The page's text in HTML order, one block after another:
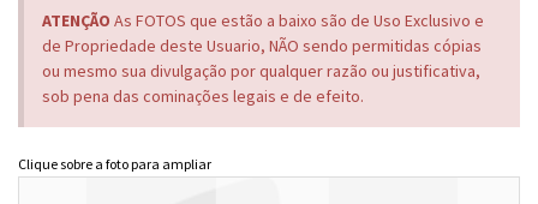
ATENÇÃO As FOTOS que estão a baixo são de Uso Exclusivo e
de Propriedade deste Usuario, NÃO sendo permitidas cópias
ou mesmo sua divulgação por qualquer razão ou justificativa,
sob pena das cominações legais e de efeito.
Clique sobre a foto para ampliar